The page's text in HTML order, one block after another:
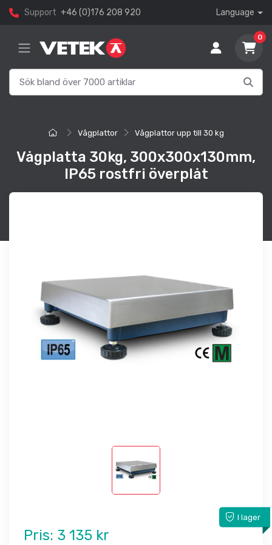
Support +46 (0)176 208 920 Language
0
Vågplattor Vågplattor upp till 30 kg
Vågplatta 30kg, 300x300x130mm,
IP65 rostfri överplåt
I lager
Pris: 3 135 kr